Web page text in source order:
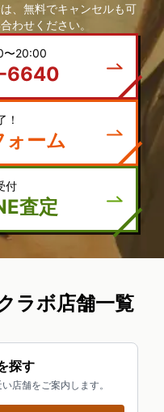
、無料でキャンセルも可
わせください。
〜20:00
6640
！
ォーム
付
査定
ラボ店舗一覧
探す
店舗をご案内します。